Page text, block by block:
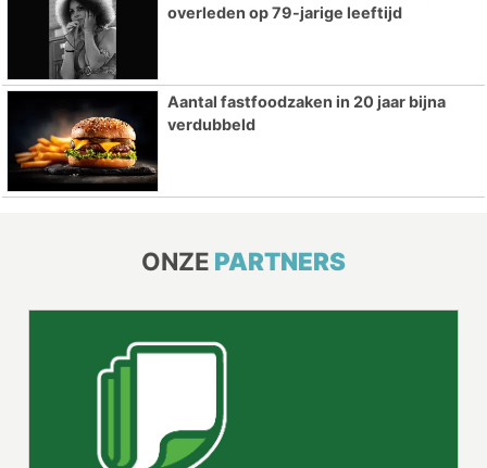
overleden op 79-jarige leeftijd
Aantal fastfoodzaken in 20 jaar bijna
verdubbeld
ONZE PARTNERS